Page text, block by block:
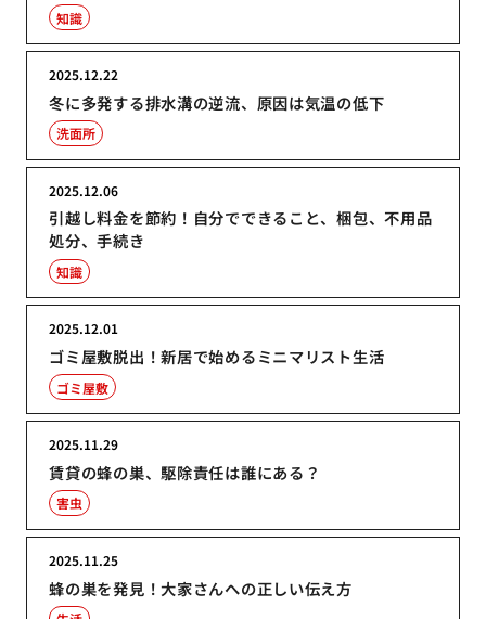
知識
冬に多発する排水溝の逆流、原因は気温の低下
2025.12.22
洗面所
引越し料金を節約！自分でできること、梱包、不用品
処分、手続き
2025.12.06
知識
ゴミ屋敷脱出！新居で始めるミニマリスト生活
2025.12.01
ゴミ屋敷
賃貸の蜂の巣、駆除責任は誰にある？
2025.11.29
害虫
蜂の巣を発見！大家さんへの正しい伝え方
2025.11.25